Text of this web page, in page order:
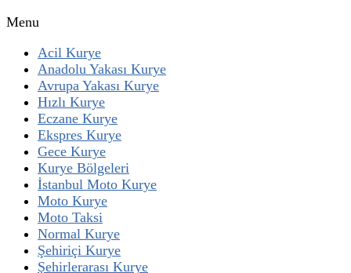
Menu
Acil Kurye
Anadolu Yakası Kurye
Avrupa Yakası Kurye
Hızlı Kurye
Eczane Kurye
Ekspres Kurye
Gece Kurye
Kurye Bölgeleri
İstanbul Moto Kurye
Moto Kurye
Moto Taksi
Normal Kurye
Şehiriçi Kurye
Şehirlerarası Kurye